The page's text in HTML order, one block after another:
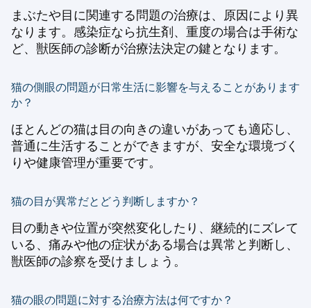
まぶたや目に関連する問題の治療は、原因により異
なります。感染症なら抗生剤、重度の場合は手術な
ど、獣医師の診断が治療法決定の鍵となります。
猫の側眼の問題が日常生活に影響を与えることがあります
か？
ほとんどの猫は目の向きの違いがあっても適応し、
普通に生活することができますが、安全な環境づく
りや健康管理が重要です。
猫の目が異常だとどう判断しますか？
目の動きや位置が突然変化したり、継続的にズレて
いる、痛みや他の症状がある場合は異常と判断し、
獣医師の診察を受けましょう。
猫の眼の問題に対する治療方法は何ですか？